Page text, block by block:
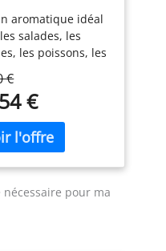
aromatique idéal
salades, les
les poissons, les
et les plats
Herbe
grecque au
et au
caractéristique.
en plein air et
naturellement au
€
€
pour ma